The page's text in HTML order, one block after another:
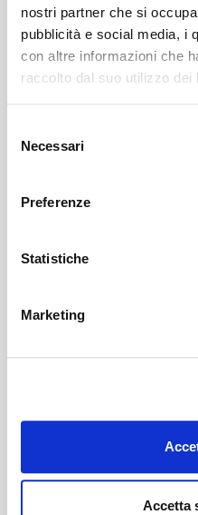
nostri partner che si
pubblicità e social media, i
con altre informazioni che
raccolto dal suo utilizzo dei
delNecessari
Preferenze
Statistiche
Marketing
Accetta
Washing